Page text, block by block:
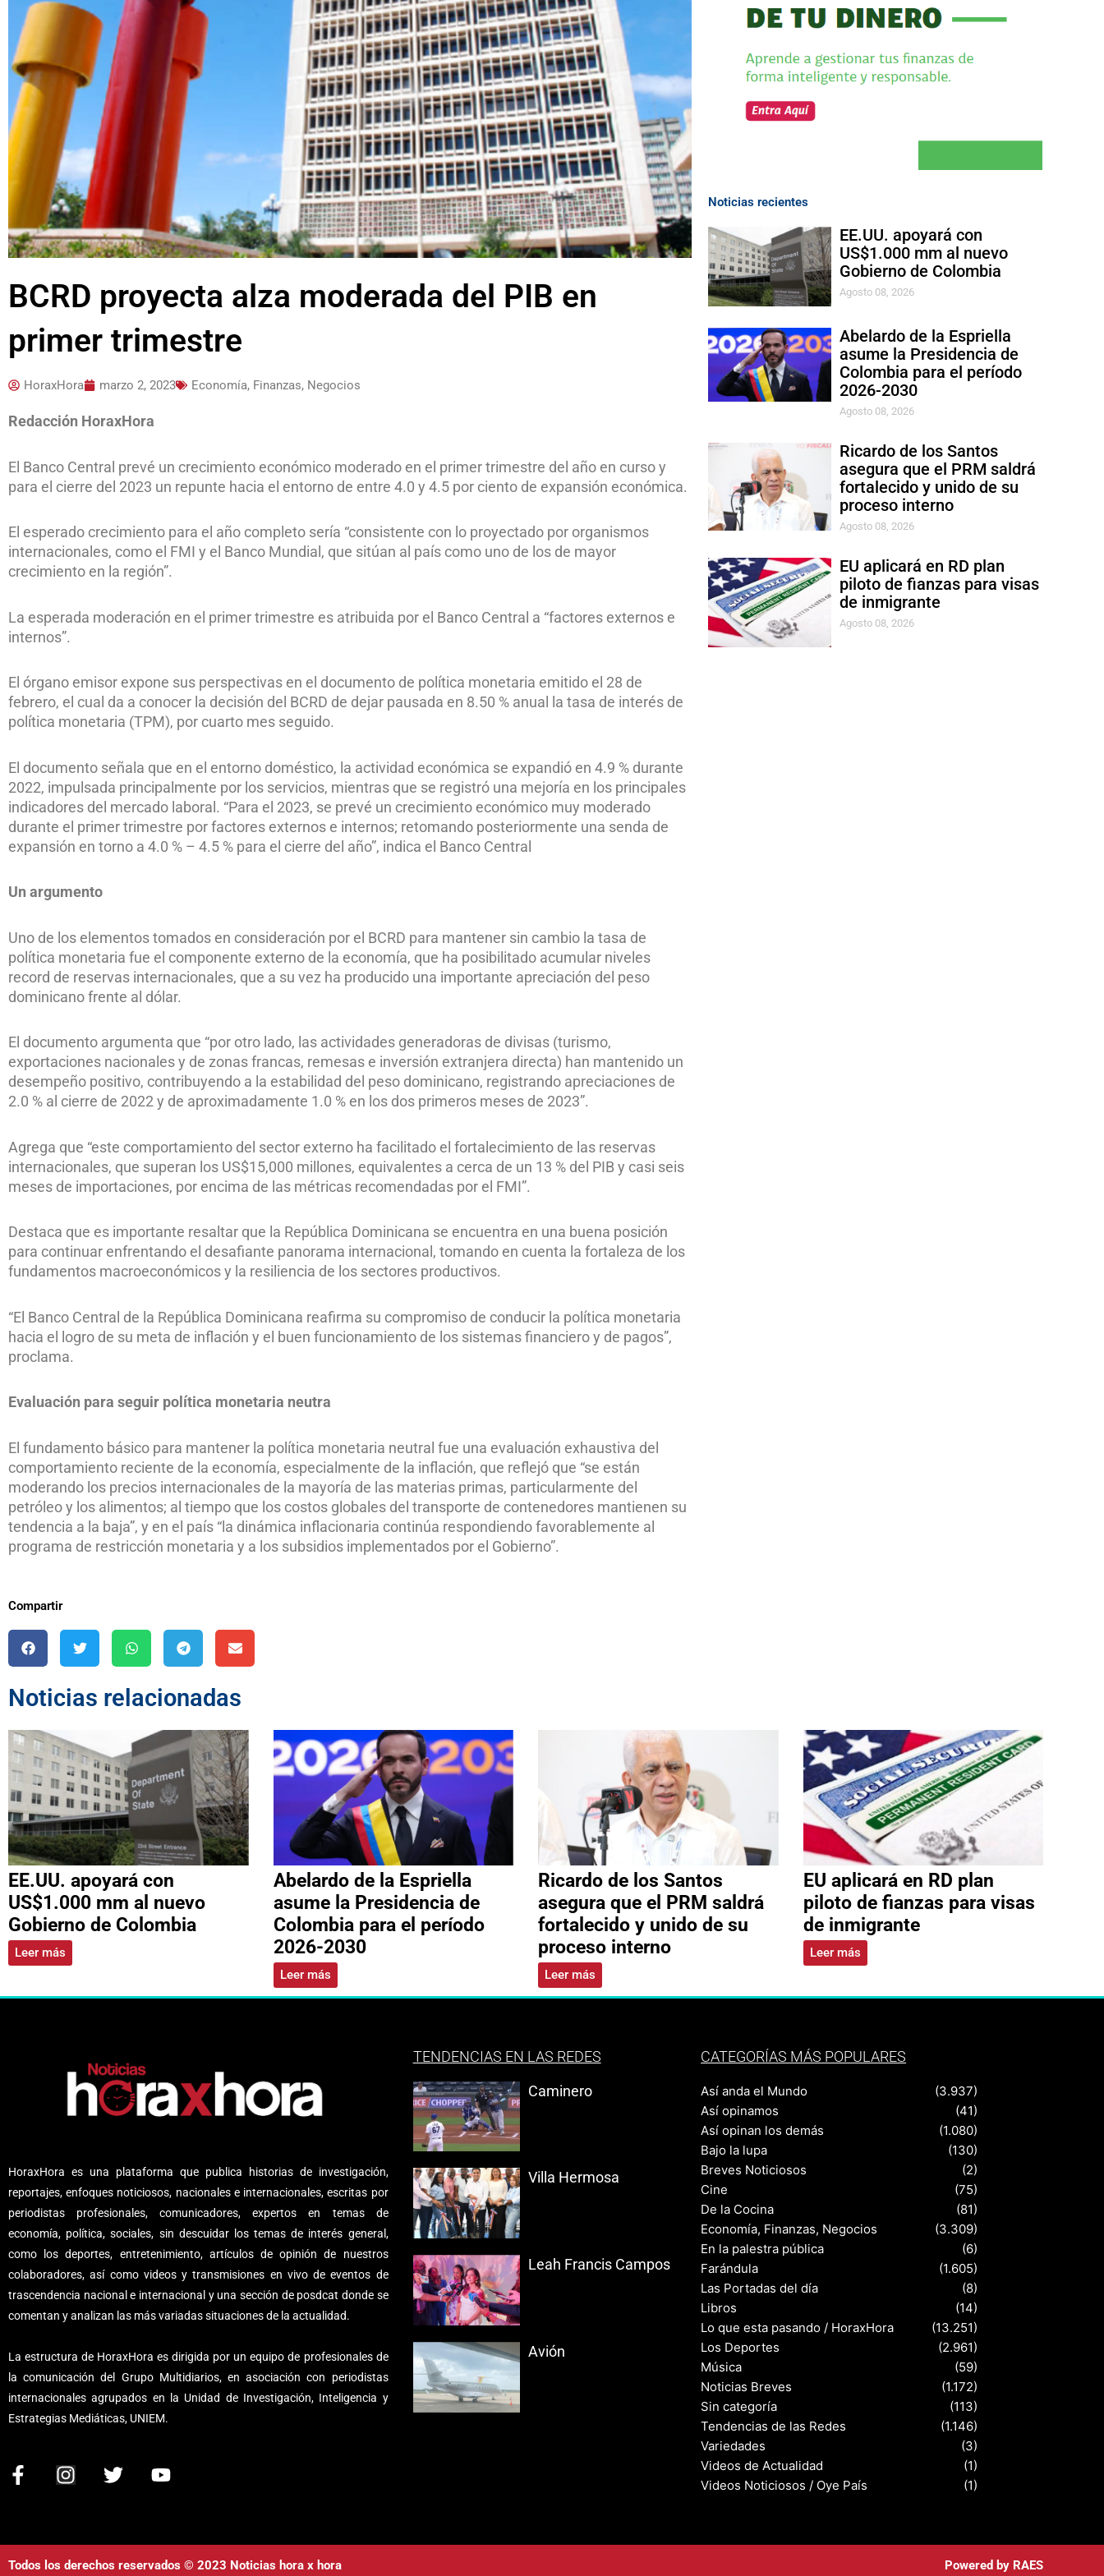
BCRD proyecta alza moderada del PIB en
primer trimestre
HoraxHora marzo 2, 2023 Economía, Finanzas, Negocios
Redacción HoraxHora
El Banco Central prevé un crecimiento económico moderado en el primer trimestre del año en curso y
para el cierre del 2023 un repunte hacia el entorno de entre 4.0 y 4.5 por ciento de expansión económica.
El esperado crecimiento para el año completo sería “consistente con lo proyectado por organismos
internacionales, como el FMI y el Banco Mundial, que sitúan al país como uno de los de mayor
crecimiento en la región”.
La esperada moderación en el primer trimestre es atribuida por el Banco Central a “factores externos e
internos”.
El órgano emisor expone sus perspectivas en el documento de política monetaria emitido el 28 de
febrero, el cual da a conocer la decisión del BCRD de dejar pausada en 8.50 % anual la tasa de interés de
política monetaria (TPM), por cuarto mes seguido.
El documento señala que en el entorno doméstico, la actividad económica se expandió en 4.9 % durante
2022, impulsada principalmente por los servicios, mientras que se registró una mejoría en los principales
indicadores del mercado laboral. “Para el 2023, se prevé un crecimiento económico muy moderado
durante el primer trimestre por factores externos e internos; retomando posteriormente una senda de
expansión en torno a 4.0 % – 4.5 % para el cierre del año”, indica el Banco Central
Un argumento
Uno de los elementos tomados en consideración por el BCRD para mantener sin cambio la tasa de
política monetaria fue el componente externo de la economía, que ha posibilitado acumular niveles
record de reservas internacionales, que a su vez ha producido una importante apreciación del peso
dominicano frente al dólar.
El documento argumenta que “por otro lado, las actividades generadoras de divisas (turismo,
exportaciones nacionales y de zonas francas, remesas e inversión extranjera directa) han mantenido un
desempeño positivo, contribuyendo a la estabilidad del peso dominicano, registrando apreciaciones de
2.0 % al cierre de 2022 y de aproximadamente 1.0 % en los dos primeros meses de 2023”.
Agrega que “este comportamiento del sector externo ha facilitado el fortalecimiento de las reservas
internacionales, que superan los US$15,000 millones, equivalentes a cerca de un 13 % del PIB y casi seis
meses de importaciones, por encima de las métricas recomendadas por el FMI”.
Destaca que es importante resaltar que la República Dominicana se encuentra en una buena posición
para continuar enfrentando el desafiante panorama internacional, tomando en cuenta la fortaleza de los
fundamentos macroeconómicos y la resiliencia de los sectores productivos.
“El Banco Central de la República Dominicana reafirma su compromiso de conducir la política monetaria
hacia el logro de su meta de inflación y el buen funcionamiento de los sistemas financiero y de pagos”,
proclama.
Evaluación para seguir política monetaria neutra
El fundamento básico para mantener la política monetaria neutral fue una evaluación exhaustiva del
comportamiento reciente de la economía, especialmente de la inflación, que reflejó que “se están
moderando los precios internacionales de la mayoría de las materias primas, particularmente del
petróleo y los alimentos; al tiempo que los costos globales del transporte de contenedores mantienen su
tendencia a la baja”, y en el país “la dinámica inflacionaria continúa respondiendo favorablemente al
programa de restricción monetaria y a los subsidios implementados por el Gobierno”.
Compartir
Noticias recientes
EE.UU. apoyará con
US$1.000 mm al nuevo
Gobierno de Colombia
Agosto 08, 2026
Abelardo de la Espriella
asume la Presidencia de
Colombia para el período
2026-2030
Agosto 08, 2026
Ricardo de los Santos
asegura que el PRM saldrá
fortalecido y unido de su
proceso interno
Agosto 08, 2026
EU aplicará en RD plan
piloto de fianzas para visas
de inmigrante
Agosto 08, 2026
Noticias relacionadas
EE.UU. apoyará con
US$1.000 mm al nuevo
Gobierno de Colombia
Leer más
Abelardo de la Espriella
asume la Presidencia de
Colombia para el período
2026-2030
Leer más
Ricardo de los Santos
asegura que el PRM saldrá
fortalecido y unido de su
proceso interno
Leer más
EU aplicará en RD plan
piloto de fianzas para visas
de inmigrante
Leer más
HoraxHora es una plataforma que publica historias de investigación,
reportajes, enfoques noticiosos, nacionales e internacionales, escritas por
periodistas profesionales, comunicadores, expertos en temas de
economía, política, sociales, sin descuidar los temas de interés general,
como los deportes, entretenimiento, artículos de opinión de nuestros
colaboradores, así como videos y transmisiones en vivo de eventos de
trascendencia nacional e internacional y una sección de posdcat donde se
comentan y analizan las más variadas situaciones de la actualidad.
La estructura de HoraxHora es dirigida por un equipo de profesionales de
la comunicación del Grupo Multidiarios, en asociación con periodistas
internacionales agrupados en la Unidad de Investigación, Inteligencia y
Estrategias Mediáticas, UNIEM.
F
b
I
a
T
t
Y
u
TENDENCIAS EN LAS REDES
Caminero
Villa Hermosa
Leah Francis Campos
Avión
CATEGORÍAS MÁS POPULARES
Así anda el Mundo
(3.937)
Así opinamos
(41)
Así opinan los demás
(1.080)
Bajo la lupa
(130)
Breves Noticiosos
(2)
Cine
(75)
De la Cocina
(81)
Economía, Finanzas, Negocios
(3.309)
En la palestra pública
(6)
Farándula
(1.605)
Las Portadas del día
(8)
Libros
(14)
Lo que esta pasando / HoraxHora
(13.251)
Los Deportes
(2.961)
Música
(59)
Noticias Breves
(1.172)
Sin categoría
(113)
Tendencias de las Redes
(1.146)
Variedades
(3)
Videos de Actualidad
(1)
Videos Noticiosos / Oye País
(1)
Todos los derechos reservados © 2023 Noticias hora x hora Powered by RAES